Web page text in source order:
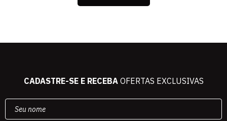
CADASTRE-SE E RECEBAOFERTAS EXCLUSIVAS